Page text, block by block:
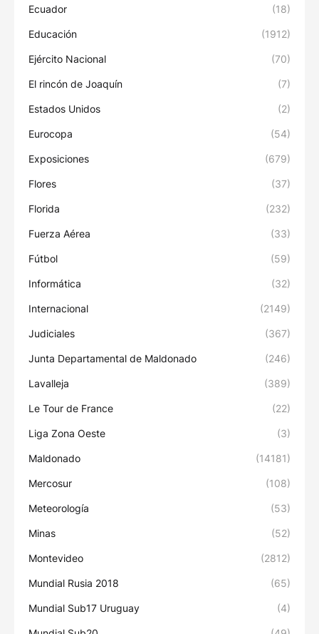
Ecuador (18)
Educación (1912)
Ejército Nacional (70)
El rincón de Joaquín (7)
Estados Unidos (2)
Eurocopa (54)
Exposiciones (679)
Flores (37)
Florida (232)
Fuerza Aérea (33)
Fútbol (59)
Informática (32)
Internacional (2149)
Judiciales (367)
Junta Departamental de Maldonado (246)
Lavalleja (389)
Le Tour de France (22)
Liga Zona Oeste (3)
Maldonado (14181)
Mercosur (108)
Meteorología (53)
Minas (52)
Montevideo (2812)
Mundial Rusia 2018 (65)
Mundial Sub17 Uruguay (4)